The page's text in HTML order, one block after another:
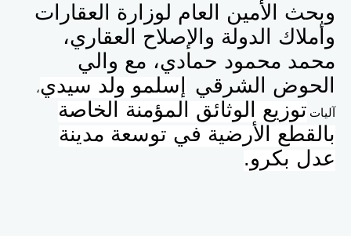
وبحث الأمين العام لوزارة العقارات
وأملاك الدولة والإصلاح العقاري،
محمد محمود حمادي، مع والي
الحوض الشرقي
إسلمو ولد سيدي،
آليات توزيع الوثائق المؤمنة الخاصة
بالقطع الأرضية في توسعة مدينة
عدل بكرو.